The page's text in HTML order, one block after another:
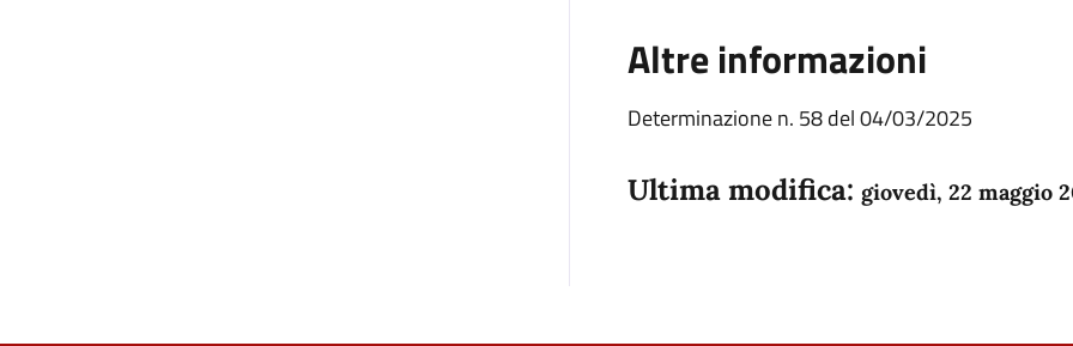
Altre informazioni
Determinazione n. 58 del 04/03/2025
Ultima modifica: giovedì, 22 maggio